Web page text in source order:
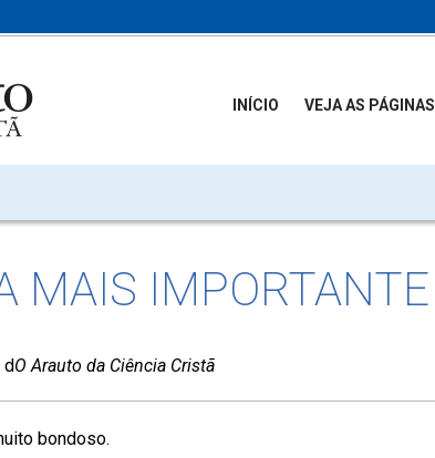
INÍCIO VEJA AS PÁGINAS
MAIS IMPORTANTE
dO Arauto da Ciência Cristã
bondoso.